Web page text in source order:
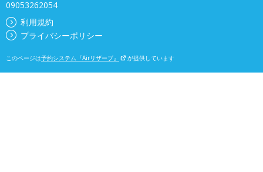
09053262054
利用規約
プライバシーポリシー
このページは予約システム『Airリザーブ』 が提供しています